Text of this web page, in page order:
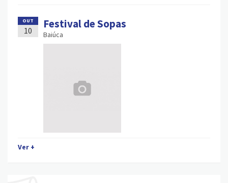
OUT
10 Festival de Sopas
Baiúca
Ver +